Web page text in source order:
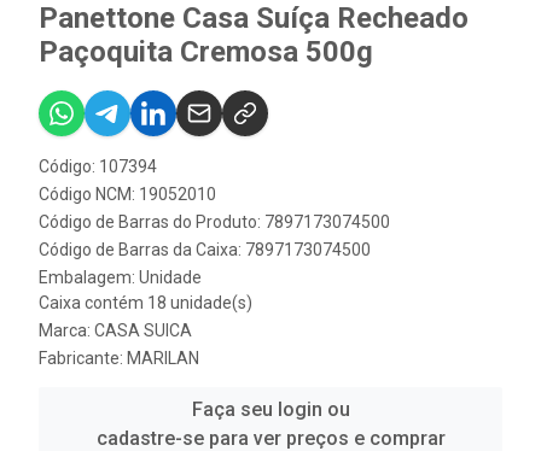
Panettone Casa Suíça Recheado
Paçoquita Cremosa 500g
Código: 107394
Código NCM: 19052010
Código de Barras do Produto: 7897173074500
Código de Barras da Caixa: 7897173074500
Embalagem: Unidade
Caixa contém 18 unidade(s)
Marca: CASA SUICA
Fabricante: MARILAN
Faça seu login ou
cadastre-se para ver preços e comprar